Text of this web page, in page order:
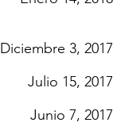
Diciembre 3, 2017
Julio 15, 2017
Junio 7, 2017